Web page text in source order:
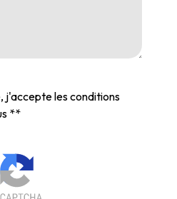
j'accepte les conditions
**